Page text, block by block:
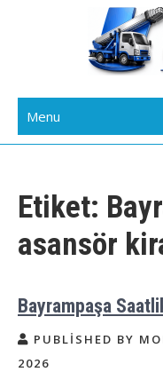
Avrupa
Menu
Etiket:
asansör
Bayrampaşa
PUBLISHED BY
2026